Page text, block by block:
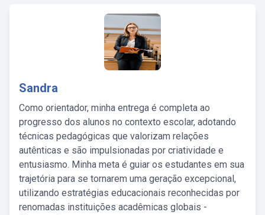
Sandra
Como orientador, minha entrega é completa ao
progresso dos alunos no contexto escolar, adotando
técnicas pedagógicas que valorizam relações
autênticas e são impulsionadas por criatividade e
entusiasmo. Minha meta é guiar os estudantes em sua
trajetória para se tornarem uma geração excepcional,
utilizando estratégias educacionais reconhecidas por
renomadas instituições acadêmicas globais -